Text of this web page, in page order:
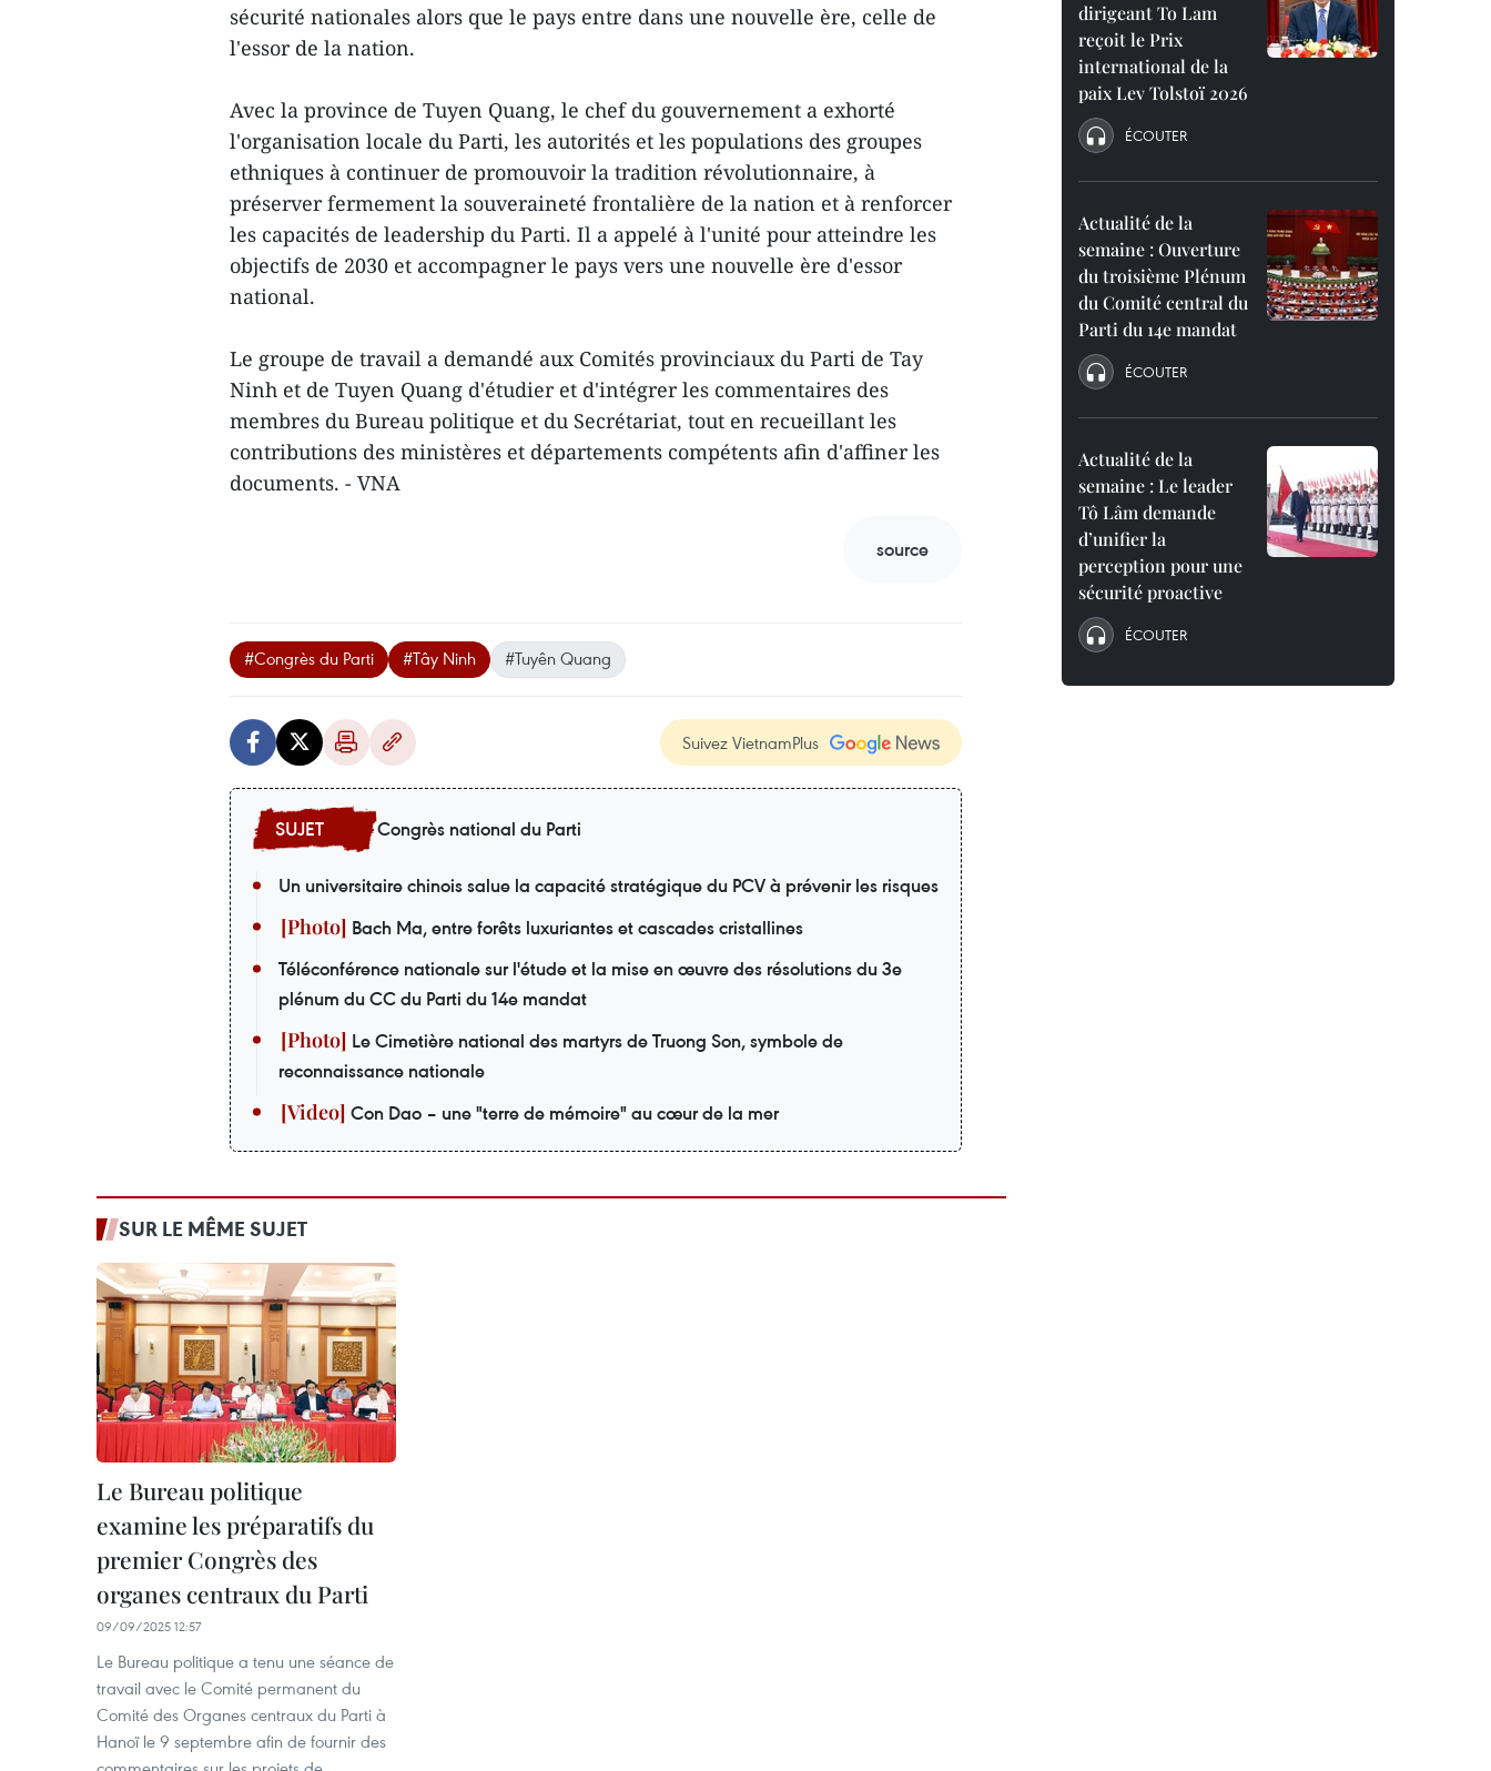
sécurité nationales alors que le pays entre dans une nouvelle ère, celle de
l'essor de la nation.
Avec la province de Tuyen Quang, le chef du gouvernement a exhorté
l'organisation locale du Parti, les autorités et les populations des groupes
ethniques à continuer de promouvoir la tradition révolutionnaire, à
préserver fermement la souveraineté frontalière de la nation et à renforcer
les capacités de leadership du Parti. Il a appelé à l'unité pour atteindre les
objectifs de 2030 et accompagner le pays vers une nouvelle ère d'essor
national.
Le groupe de travail a demandé aux Comités provinciaux du Parti de Tay
Ninh et de Tuyen Quang d'étudier et d'intégrer les commentaires des
membres du Bureau politique et du Secrétariat, tout en recueillant les
contributions des ministères et départements compétents afin d'affiner les
documents. - VNA
source
#Congrès du Parti #Tây Ninh #Tuyên Quang
Suivez VietnamPlus
Congrès national du Parti
Un universitaire chinois salue la capacité stratégique du PCV à prévenir les risques
Bach Ma, entre forêts luxuriantes et cascades cristallines
Téléconférence nationale sur l'étude et la mise en œuvre des résolutions du 3e
plénum du CC du Parti du 14e mandat
Le Cimetière national des martyrs de Truong Son, symbole de
reconnaissance nationale
Con Dao – une "terre de mémoire" au cœur de la mer
SUR LE MÊME SUJET
Le Bureau politique
examine les préparatifs du
premier Congrès des
organes centraux du Parti
09/09/2025 12:57
Le Bureau politique a tenu une séance de
travail avec le Comité permanent du
Comité des Organes centraux du Parti à
Hanoï le 9 septembre afin de fournir des
dirigeant To Lam
reçoit le Prix
international de la
paix Lev Tolstoï 2026
ÉCOUTER
Actualité de la
semaine : Ouverture
du troisième Plénum
du Comité central du
Parti du 14e mandat
ÉCOUTER
Actualité de la
semaine : Le leader
Tô Lâm demande
d’unifier la
perception pour une
sécurité proactive
ÉCOUTER